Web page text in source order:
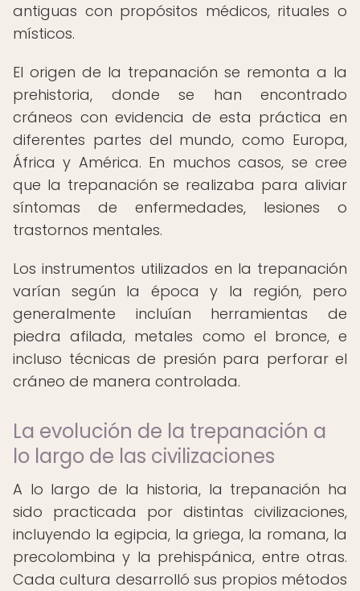
antiguas con propósitos médicos, rituales o
místicos.
El origen de la trepanación se remonta a la
prehistoria, donde se han encontrado
cráneos con evidencia de esta práctica en
diferentes partes del mundo, como Europa,
África y América. En muchos casos, se cree
que la trepanación se realizaba para aliviar
síntomas de enfermedades, lesiones o
trastornos mentales.
Los instrumentos utilizados en la trepanación
varían según la época y la región, pero
generalmente incluían herramientas de
piedra afilada, metales como el bronce, e
incluso técnicas de presión para perforar el
cráneo de manera controlada.
La evolución de la trepanación a
lo largo de las civilizaciones
A lo largo de la historia, la trepanación ha
sido practicada por distintas civilizaciones,
incluyendo la egipcia, la griega, la romana, la
precolombina y la prehispánica, entre otras.
Cada cultura desarrolló sus propios métodos